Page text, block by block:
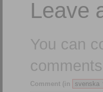
Leave
You can
Comment (in